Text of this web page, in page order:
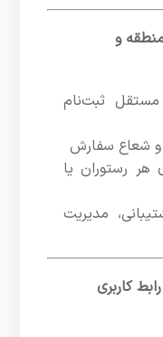
و
ثبت‌نام
هر رستوران یا
مدیریت
کاربری